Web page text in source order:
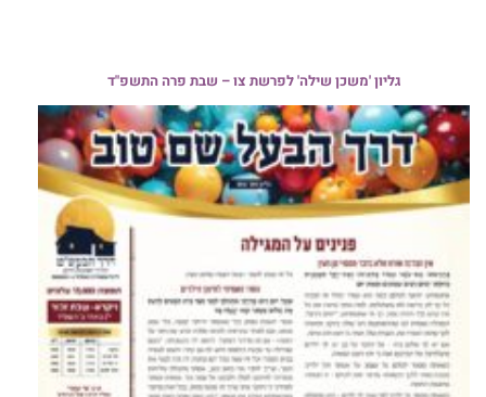
גליון 'משכן שילה' לפרשת צו – שבת פרה התשפ"ד